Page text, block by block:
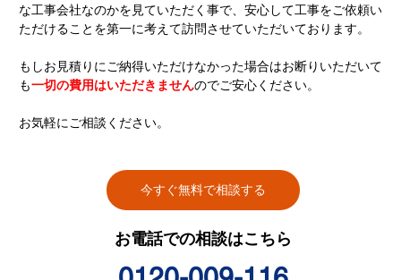
な工事会社なのかを見ていただく事で、安心して工事をご依頼い
ただけることを第一に考えて訪問させていただいております。
もしお見積りにご納得いただけなかった場合はお断りいただいて
も一切の費用はいただきませんのでご安心ください。
お気軽にご相談ください。
今すぐ無料で相談する
お電話での相談はこちら